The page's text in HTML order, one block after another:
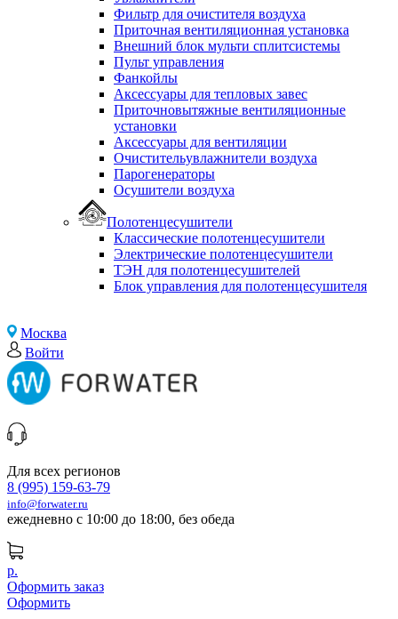
Фильтр для очистителя воздуха
Приточная вентиляционная установка
Внешний блок мульти сплитсистемы
Пульт управления
Фанкойлы
Аксессуары для тепловых завес
Приточновытяжные вентиляционные
установки
Аксессуары для вентиляции
Очистительувлажнители воздуха
Парогенераторы
Осушители воздуха
Полотенцесушители
Классические полотенцесушители
Электрические полотенцесушители
ТЭН для полотенцесушителей
Блок управления для полотенцесушителя
Москва
Войти
Для всех регионов
8 (995) 159-63-79
info@forwater.ru
ежедневно с 10:00 до 18:00, без обеда
р.
Оформить заказ
Оформить